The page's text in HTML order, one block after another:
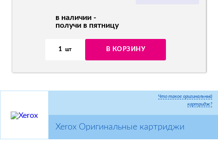
в наличии -
получи в пятницу
1 шт В КОРЗИНУ
Что такое оригинальный
картридж?
Xerox Оригинальные картриджи